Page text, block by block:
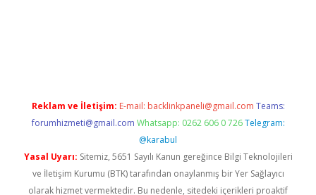
Reklam ve İletişim: E-mail: backlinkpaneli@gmail.com Teams:
forumhizmeti@gmail.com Whatsapp: 0262 606 0 726 Telegram:
@karabul
Yasal Uyarı: Sitemiz, 5651 Sayılı Kanun gereğince Bilgi Teknolojileri
ve İletişim Kurumu (BTK) tarafından onaylanmış bir Yer Sağlayıcı
olarak hizmet vermektedir. Bu nedenle, sitedeki içerikleri proaktif